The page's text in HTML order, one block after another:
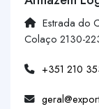
Estrada do
Colaço 2130-
+351 210